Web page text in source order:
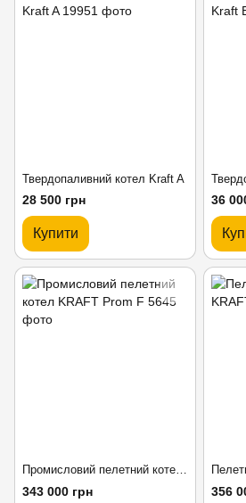
Твердопаливний котел Kraft A
28 500 грн
Купити
36
Промисловий пелетний котел KRAFT Prom F
343 000 грн 356